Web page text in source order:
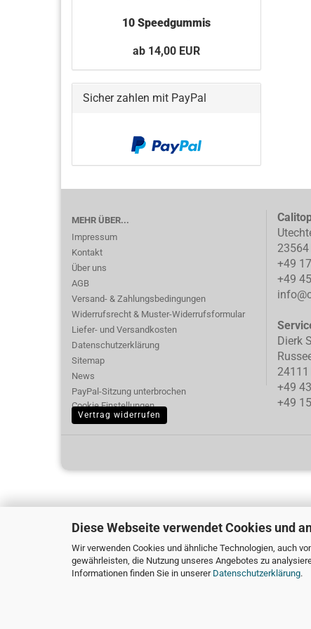
Diese Webseite verwendet Cookies und
Wir verwenden Cookies und ähnliche Technologien, auch
gewährleisten, die Nutzung unseres Angebotes zu
Informationen finden Sie in unserer Datenschutzerklärung.
10 Speedgummis
ab 14,00 EUR
Sicher zahlen mit PayPal
MEHR ÜBER...
Impressum
Kontakt
Über uns
AGB
Versand- & Zahlungsbedingungen
Widerrufsrecht & Muster-Widerrufsformular
Liefer- und Versandkosten
Datenschutzerklärung
Sitemap
News
PayPal-Sitzung unterbrochen
Cookie Einstellungen
+49
+49
Dierk
24111
+49
+49
Vertrag widerrufen